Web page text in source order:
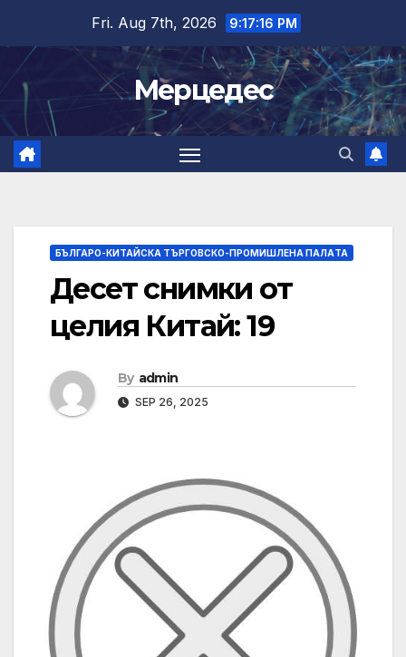
content
Fri. Aug 7th, 2026 9:17:17 PM
Мерцедес
БЪЛГАРО-КИТАЙСКА ТЪРГОВСКО-ПРОМИШЛЕНА ПАЛAТА
Десет снимки от
целия Китай: 19
By admin
SEP 26, 2025